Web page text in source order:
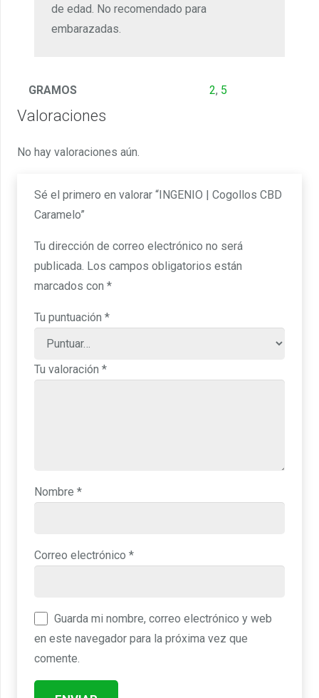
de edad. No recomendado para
embarazadas.
GRAMOS 2, 5
Valoraciones
No hay valoraciones aún.
Sé el primero en valorar “INGENIO | Cogollos CBD
Caramelo”
Tu dirección de correo electrónico no será
publicada. Los campos obligatorios están
marcados con *
Tu puntuación *
Tu valoración *
Nombre *
Correo electrónico *
Guarda mi nombre, correo electrónico y web
en este navegador para la próxima vez que
comente.